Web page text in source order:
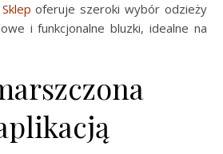
Sklep oferuje szeroki wybór odzieży
i funkcjonalne bluzki, idealne na